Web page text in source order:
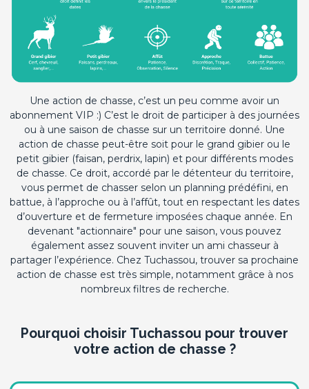
Une action de chasse, c’est un peu comme avoir un
abonnement VIP :) C’est le droit de participer à des journées
ou à une saison de chasse sur un territoire donné. Une
action de chasse peut-être soit pour le grand gibier ou le
petit gibier (faisan, perdrix, lapin) et pour différents modes
de chasse. Ce droit, accordé par le détenteur du territoire,
vous permet de chasser selon un planning prédéfini, en
battue, à l’approche ou à l’affût, tout en respectant les dates
d’ouverture et de fermeture imposées chaque année. En
devenant "actionnaire" pour une saison, vous pouvez
également assez souvent inviter un ami chasseur à
partager l’expérience. Chez Tuchassou, trouver sa prochaine
action de chasse est très simple, notamment grâce à nos
nombreux filtres de recherche.
Pourquoi choisir Tuchassou pour trouver
votre action de chasse ?